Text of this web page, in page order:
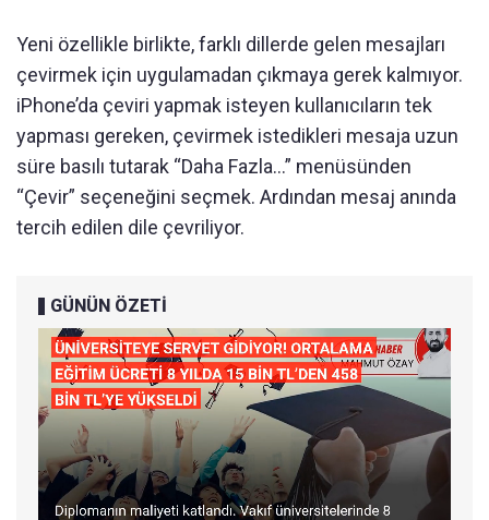
Yeni özellikle birlikte, farklı dillerde gelen mesajları
çevirmek için uygulamadan çıkmaya gerek kalmıyor.
iPhone’da çeviri yapmak isteyen kullanıcıların tek
yapması gereken, çevirmek istedikleri mesaja uzun
süre basılı tutarak “Daha Fazla...” menüsünden
“Çevir” seçeneğini seçmek. Ardından mesaj anında
tercih edilen dile çevriliyor.
GÜNÜN ÖZETİ